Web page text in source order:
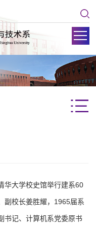
华大学校史馆举行建系60
副校长姜胜耀，1965届系
书记、计算机系党委原书